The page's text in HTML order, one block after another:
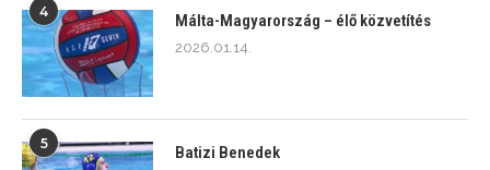
4
Málta-Magyarország – élő közvetítés
2026.01.14.
5
Batizi Benedek